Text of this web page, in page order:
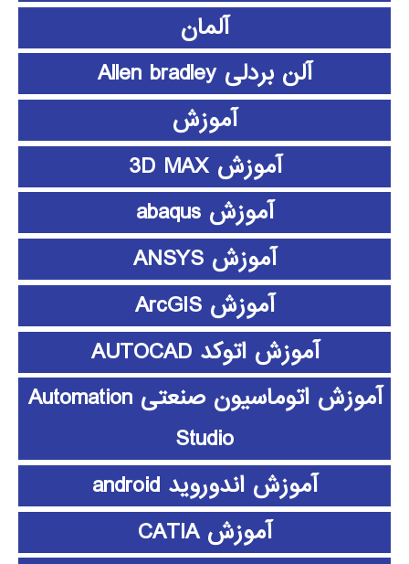
آلمان
آلن بردلی Allen bradley
آموزش
آموزش 3D MAX
آموزش abaqus
آموزش ANSYS
آموزش ArcGIS
آموزش اتوکد AUTOCAD
آموزش اتوماسیون صنعتی Automation
Studio
آموزش اندوروید android
آموزش CATIA